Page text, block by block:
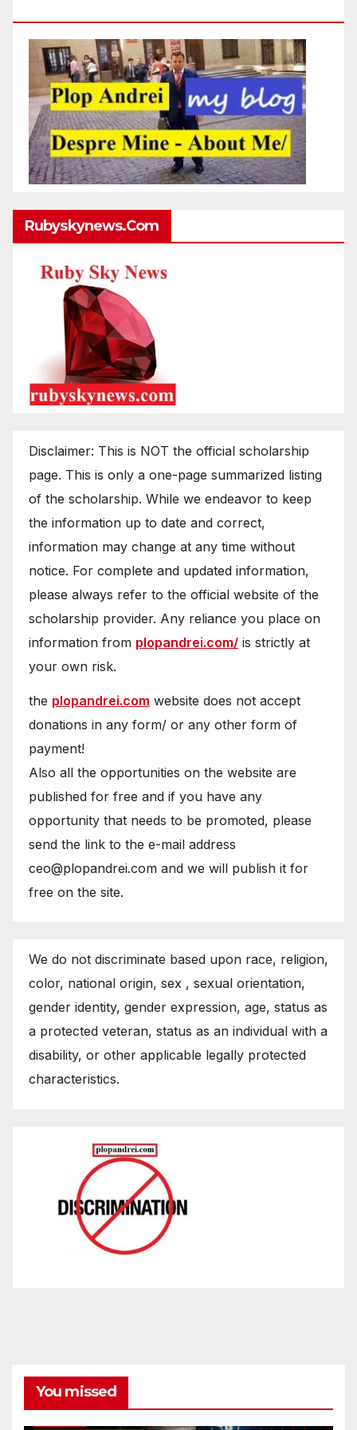
Rubyskynews.com
Disclaimer: This is NOT the official scholarship
page. This is only a one-page summarized listing
of the scholarship. While we endeavor to keep
the information up to date and correct,
information may change at any time without
notice. For complete and updated information,
please always refer to the official website of the
scholarship provider. Any reliance you place on
information from plopandrei.com/ is strictly at
your own risk.
the plopandrei.com website does not accept
donations in any form/ or any other form of
payment!
Also all the opportunities on the website are
published for free and if you have any
opportunity that needs to be promoted, please
send the link to the e-mail address
ceo@plopandrei.com and we will publish it for
free on the site.
We do not discriminate based upon race, religion,
color, national origin, sex , sexual orientation,
gender identity, gender expression, age, status as
a protected veteran, status as an individual with a
disability, or other applicable legally protected
characteristics.
You missed